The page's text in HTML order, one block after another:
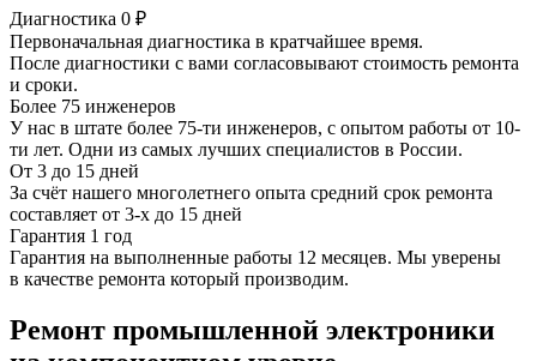
Диагностика 0 ₽
Первоначальная диагностика в кратчайшее время.
После диагностики с вами согласовывают стоимость ремонта
и сроки.
Более 75 инженеров
У нас в штате более 75-ти инженеров, с опытом работы от 10-
ти лет. Одни из самых лучших специалистов в России.
От 3 до 15 дней
За счёт нашего многолетнего опыта средний срок ремонта
составляет от 3-х до 15 дней
Гарантия 1 год
Гарантия на выполненные работы 12 месяцев. Мы уверены
в качестве ремонта который производим.
Ремонт промышленной электроники